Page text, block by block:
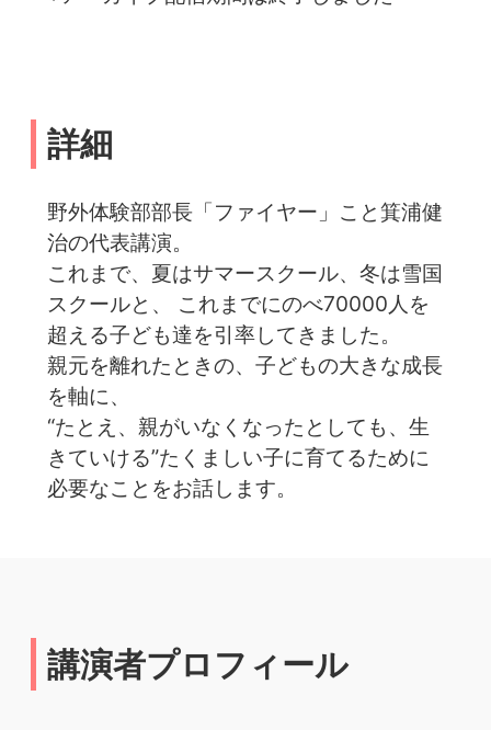
詳細
野外体験部部長「ファイヤー」こと箕浦健
治の代表講演。
これまで、夏はサマースクール、冬は雪国
スクールと、 これまでにのべ70000人を
超える子ども達を引率してきました。
親元を離れたときの、子どもの大きな成長
を軸に、
“たとえ、親がいなくなったとしても、生
きていける”たくましい子に育てるために
必要なことをお話します。
講演者プロフィール